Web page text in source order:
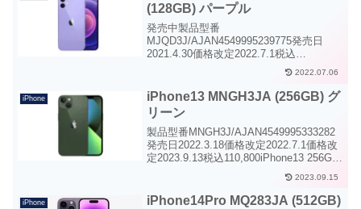
(128GB) パープル
発売中製品型番
MJQD3J/AJAN4549995239775発売日
2021.4.30価格改定2022.7.1税込
94,800iPhone12 mini・SIMフリー・
128GB・パープルiPhone12 mini SIMフリ
ー 128GB...
2022.07.06
iPhone
iPhone13 MNGH3JA (256GB) グ
リーン
製品型番MNGH3J/AJAN4549995333282
発売日2022.3.18価格改定2022.7.1価格改
定2023.9.13税込110,800iPhone13 256GB
グリーンiPhone13 SIMフリー 256GBグリ
2023.09.15
iPhone
iPhone14Pro MQ283JA (512GB)